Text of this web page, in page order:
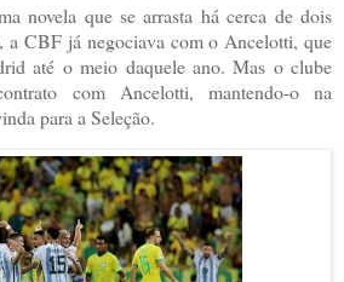
novela que se arrasta há cerca de dois
a CBF já negociava com o Ancelotti, que
até o meio daquele ano. Mas o clube
com Ancelotti, mantendo-o na
para a Seleção.